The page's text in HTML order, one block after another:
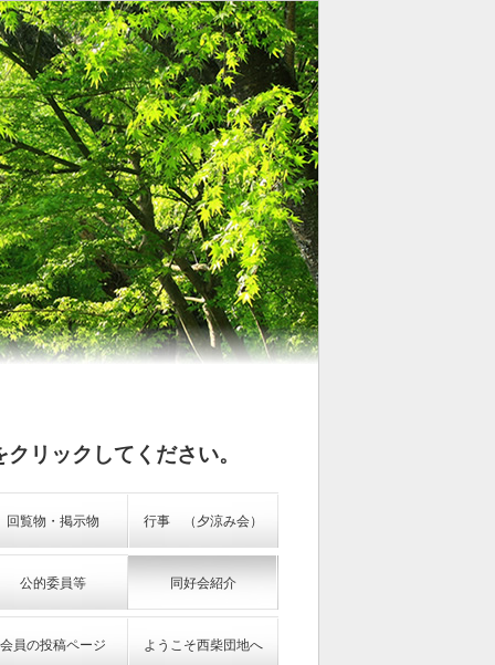
リックしてください。
回覧物・掲示物 行事 （夕涼み会）
公的委員等 同好会紹介
会員の投稿ページ ようこそ西柴団地へ